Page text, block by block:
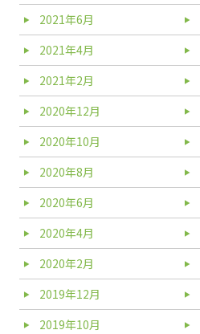
2021年6月
2021年4月
2021年2月
2020年12月
2020年10月
2020年8月
2020年6月
2020年4月
2020年2月
2019年12月
2019年10月